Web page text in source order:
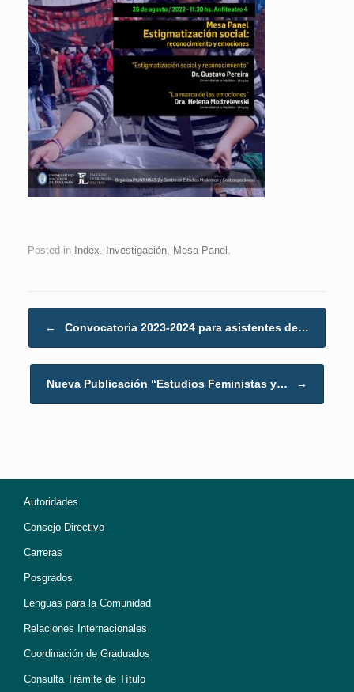
Posted in Index Investigación Mesa Panel
← Convocatoria 2023-2024 para asistentes de…
Nueva Publicación “Estudios Feministas y… →
Autoridades
Consejo Directivo
Carreras
Posgrados
Lenguas para la Comunidad
Relaciones Internacionales
Coordinación de Graduados
Consulta Trámite de Título